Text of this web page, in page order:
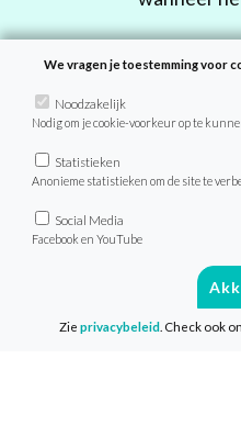
We vragen je toestemming voor
Noodzakelijk
Nodig om je cookie-voorkeur op te
Statistieken
Anonieme statistieken om de site te
Social Media
Facebook en YouTube
Zie privacybeleid . Check ook